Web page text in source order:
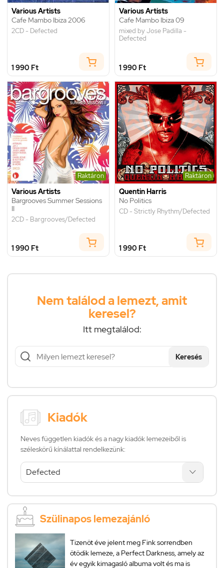
Various Artists
Cafe Mambo Ibiza 2006
2CD - Defected
1 990 Ft
Various Artists
Cafe Mambo Ibiza 09
mixed by Jose Padilla -
Defected
1 990 Ft
Raktáron
Various Artists
Bargrooves Summer Sessions
II
2CD - Bargrooves/Defected
1 990 Ft
Raktáron
Quentin Harris
No Politics
CD - Strictly Rhythm/Defected
1 990 Ft
Nem találod a lemezt, amit
keresel?
Itt megtalálod:
Keresés
Kiadók
Neves független kiadók és a nagy kiadók lemezeiből is
széleskörű kínálattal rendelkezünk:
Szülinapos lemezajánló
Tizenöt éve jelent meg Fink sorrendben
ötödik lemeze, a Perfect Darkness, amely az
év egyik kimagasló albuma volt és ma is